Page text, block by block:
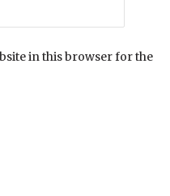
in this browser for the